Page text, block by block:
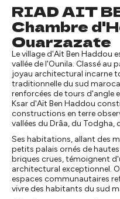
RIAD AIT
Chambre
Ouarzazate
Le village d'Aït Ben Haddou
vallée de l'Ounila. Classé au
joyau architectural incarne
traditionnelle du sud
renforcées de tours d'angle
Ksar d'Aït Ben Haddou
constructions en terre
vallées du Drâa, du Todgha,
Ses habitations, allant des
petits palais ornés de
briques crues, témoignent
architectural exceptionnel.
espaces communautaires
vivre des habitants du sud